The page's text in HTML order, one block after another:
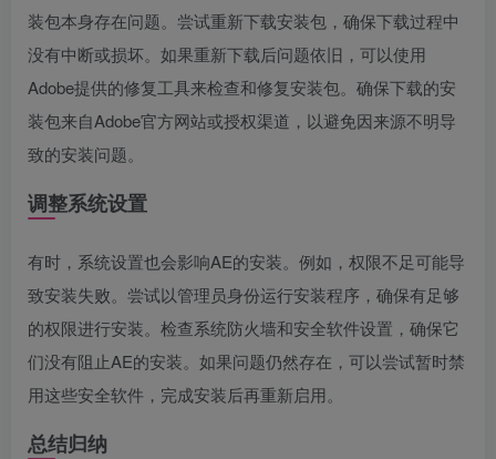
装包本身存在问题。尝试重新下载安装包，确保下载过程中
没有中断或损坏。如果重新下载后问题依旧，可以使用
Adobe提供的修复工具来检查和修复安装包。确保下载的安
装包来自Adobe官方网站或授权渠道，以避免因来源不明导
致的安装问题。
调整系统设置
有时，系统设置也会影响AE的安装。例如，权限不足可能导
致安装失败。尝试以管理员身份运行安装程序，确保有足够
的权限进行安装。检查系统防火墙和安全软件设置，确保它
们没有阻止AE的安装。如果问题仍然存在，可以尝试暂时禁
用这些安全软件，完成安装后再重新启用。
总结归纳